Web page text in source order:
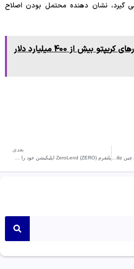
گیرد، نشان دهنده محتمل بودن اصلاح
بازارهای کریپتو بیش از 400 میلیارد دلار
شرکت تابعه EDFبه اعتبارسنجی بلاک چین Chiliz تبدیل شد.
بعدی
پلتفرم ZeroLend (ZERO) اپلیکیشن خود را روی اتریوم منتشر کرد